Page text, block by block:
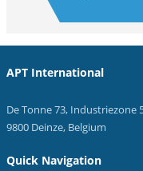
APT International
De Tonne 73, Industriezone
9800 Deinze, Belgium
Quick Navigation